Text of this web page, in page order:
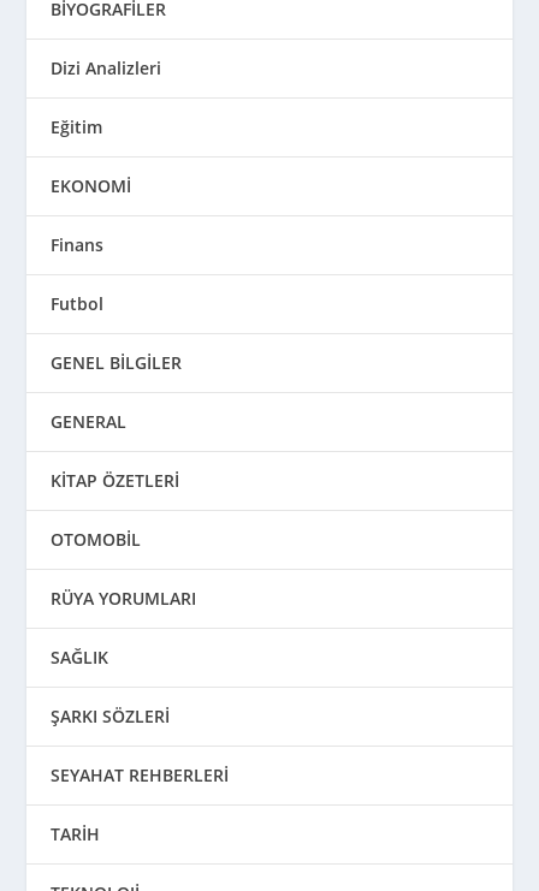
BİYOGRAFİLER
Dizi Analizleri
Eğitim
EKONOMİ
Finans
Futbol
GENEL BİLGİLER
GENERAL
KİTAP ÖZETLERİ
OTOMOBİL
RÜYA YORUMLARI
SAĞLIK
ŞARKI SÖZLERİ
SEYAHAT REHBERLERİ
TARİH